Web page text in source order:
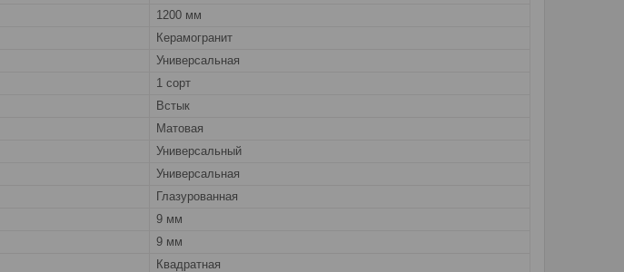
1200 мм
Керамогранит
Универсальная
1 сорт
Встык
Матовая
Универсальный
Универсальная
Глазурованная
9 мм
9 мм
Квадратная